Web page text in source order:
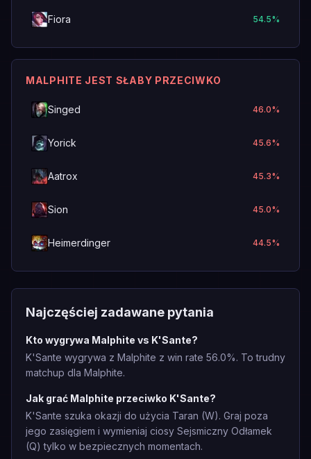
Fiora 54.5%
MALPHITE JEST SŁABY PRZECIWKO
Singed 46.0%
Yorick 45.6%
Aatrox 45.3%
Sion 45.0%
Heimerdinger 44.5%
Najczęściej zadawane pytania
Kto wygrywa Malphite vs K'Sante?
K'Sante wygrywa z Malphite z win rate 56.0%. To trudny
matchup dla Malphite.
Jak grać Malphite przeciwko K'Sante?
K'Sante szuka okazji do użycia Taran (W). Graj poza
jego zasięgiem i wymieniaj ciosy Sejsmiczny Odłamek
(Q) tylko w bezpiecznych momentach.